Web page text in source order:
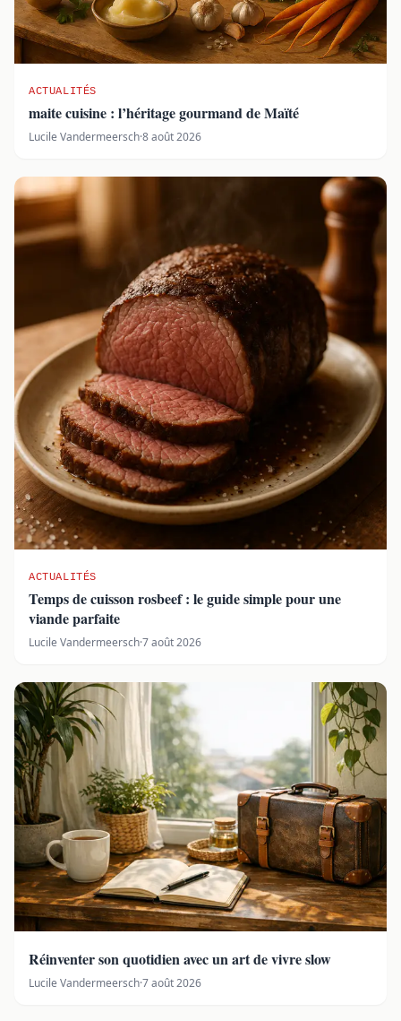
ACTUALITÉS
maite cuisine : l’héritage gourmand de Maïté
Lucile Vandermeersch·8 août 2026
ACTUALITÉS
Temps de cuisson rosbeef : le guide simple pour une
viande parfaite
Lucile Vandermeersch·7 août 2026
Réinventer son quotidien avec un art de vivre slow
Lucile Vandermeersch·7 août 2026